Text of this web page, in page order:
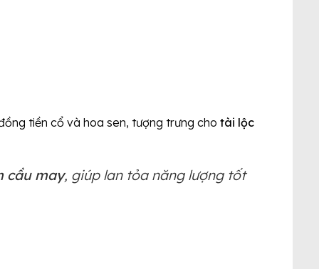
tiền cổ và hoa sen, tượng trưng cho tài lộc
cầu may, giúp lan tỏa năng lượng tốt